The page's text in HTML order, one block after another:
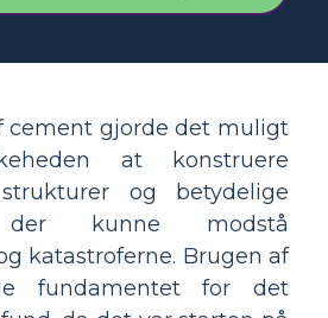
​​cement gjorde det muligt
at konstruere
og betydelige
der kunne modstå
katastroferne. Brugen af
fundamentet for det